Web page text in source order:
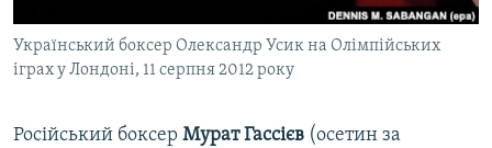
УКРАЇНСЬКА ПРОБЛЕМА КРИМУ
Qırımtatar
Український боксер Олександр Усик на Олімпійських
іграх у Лондоні, 11 серпня 2012 року
Російський боксер Мурат Гассієв (осетин за